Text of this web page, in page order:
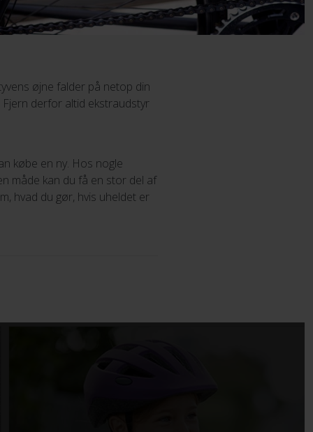
øjne falder på netop din
derfor altid ekstraudstyr
købe en ny. Hos nogle
måde kan du få en stor del af
hvad du gør, hvis uheldet er